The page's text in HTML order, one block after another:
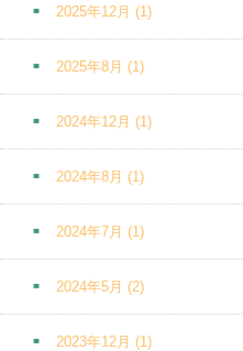
2025年12月 (1)
2025年8月 (1)
2024年12月 (1)
2024年8月 (1)
2024年7月 (1)
2024年5月 (2)
2023年12月 (1)